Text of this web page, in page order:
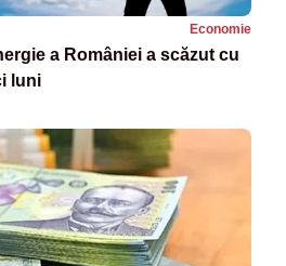
Economie
a României a scăzut cu
luni